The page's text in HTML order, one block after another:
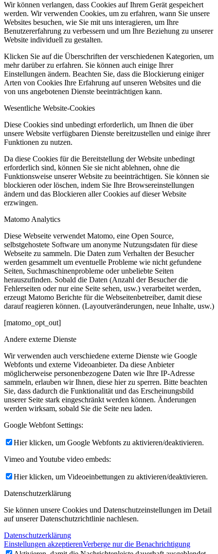
Wir können verlangen, dass Cookies auf Ihrem Gerät gespeichert
werden. Wir verwenden Cookies, um zu erfahren, wann Sie unsere
Websites besuchen, wie Sie mit uns interagieren, um Ihre
Benutzererfahrung zu verbessern und um Ihre Beziehung zu unserer
Website individuell zu gestalten.
Klicken Sie auf die Überschriften der verschiedenen Kategorien, um
mehr darüber zu erfahren. Sie können auch einige Ihrer
Einstellungen ändern. Beachten Sie, dass die Blockierung einiger
Arten von Cookies Ihre Erfahrung auf unseren Websites und die
von uns angebotenen Dienste beeinträchtigen kann.
Wesentliche Website-Cookies
Diese Cookies sind unbedingt erforderlich, um Ihnen die über
unsere Website verfügbaren Dienste bereitzustellen und einige ihrer
Funktionen zu nutzen.
Da diese Cookies für die Bereitstellung der Website unbedingt
erforderlich sind, können Sie sie nicht ablehnen, ohne die
Funktionsweise unserer Website zu beeinträchtigen. Sie können sie
blockieren oder löschen, indem Sie Ihre Browsereinstellungen
ändern und das Blockieren aller Cookies auf dieser Website
erzwingen.
Matomo Analytics
Diese Webseite verwendet Matomo, eine Open Source,
selbstgehostete Software um anonyme Nutzungsdaten für diese
Webseite zu sammeln. Die Daten zum Verhalten der Besucher
werden gesammelt um eventuelle Probleme wie nicht gefundene
Seiten, Suchmaschinenprobleme oder unbeliebte Seiten
herauszufinden. Sobald die Daten (Anzahl der Besucher die
Fehlerseiten oder nur eine Seite sehen, usw.) verarbeitet werden,
erzeugt Matomo Berichte für die Webseitenbetreiber, damit diese
darauf reagieren können. (Layoutveränderungen, neue Inhalte, usw.)
[matomo_opt_out]
Andere externe Dienste
Wir verwenden auch verschiedene externe Dienste wie Google
Webfonts und externe Videoanbieter. Da diese Anbieter
möglicherweise personenbezogene Daten wie Ihre IP-Adresse
sammeln, erlauben wir Ihnen, diese hier zu sperren. Bitte beachten
Sie, dass dadurch die Funktionalität und das Erscheinungsbild
unserer Seite stark eingeschränkt werden können. Änderungen
werden wirksam, sobald Sie die Seite neu laden.
Google Webfont Settings:
Hier klicken, um Google Webfonts zu aktivieren/deaktivieren.
Vimeo and Youtube video embeds:
Hier klicken, um Videoeinbettungen zu aktivieren/deaktivieren.
Datenschutzerklärung
Sie können unsere Cookies und Datenschutzeinstellungen im Detail
auf unserer Datenschutzrichtlinie nachlesen.
Datenschutzerklärung
Einstellungen akzeptierenVerberge nur die Benachrichtigung